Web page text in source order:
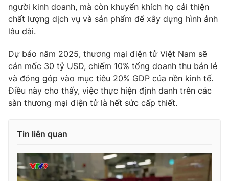
người kinh doanh, mà còn khuyến khích họ cải thiện
chất lượng dịch vụ và sản phẩm để xây dựng hình ảnh
lâu dài.
Dự báo năm 2025, thương mại điện tử Việt Nam sẽ
cán mốc 30 tỷ USD, chiếm 10% tổng doanh thu bán lẻ
và đóng góp vào mục tiêu 20% GDP của nền kinh tế.
Điều này cho thấy, việc thực hiện định danh trên các
sàn thương mại điện tử là hết sức cấp thiết.
Tin liên quan